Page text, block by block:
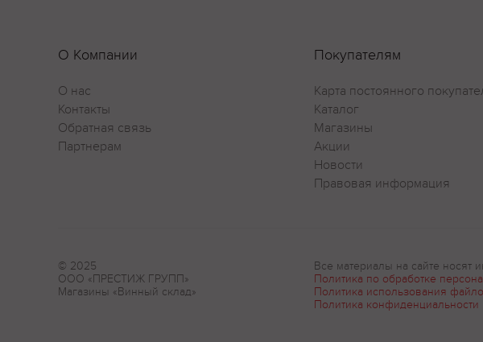
О Компании
О нас
Контакты
Обратная связь
Партнерам
Покупателям
Карта постоянного
Каталог
Магазины
Акции
Новости
Правовая информация
© 2025
ООО «ПРЕСТИЖ ГРУПП»
Магазины «Винный склад»
Все материалы на сайте носят
Политика по обработке
Политика использования
Политика конфиденциальности